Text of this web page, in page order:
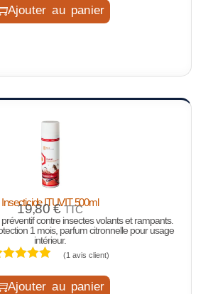
Ajouter au panier
Insecticide ITUVIT 500ml
19,80€ TTC
contre insectes volants et rampants.
1 mois, parfum citronnelle pour usage
intérieur.
(1 avis client)
Ajouter au panier